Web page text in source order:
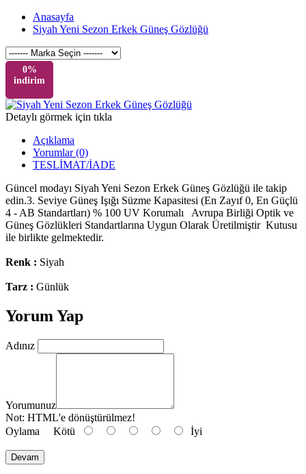
Anasayfa
Siyah Yeni Sezon Erkek Güneş Gözlüğü
0%
indirim
Detaylı görmek için tıkla
Açıklama
Yorumlar (0)
TESLİMAT/İADE
Güncel modayı Siyah Yeni Sezon Erkek Güneş Gözlüğü ile takip
edin.3. Seviye Güneş Işığı Süzme Kapasitesi (En Zayıf 0, En Güçlü
4 - AB Standartları) % 100 UV Korumalı Avrupa Birliği Optik ve
Güneş Gözlükleri Standartlarına Uygun Olarak Üretilmiştir Kutusu
ile birlikte gelmektedir.
Renk : Siyah
Tarz : Günlük
Yorum Yap
Adınız
Yorumunuz
Not: HTML'e dönüştürülmez!
Oylama Kötü İyi
Devam